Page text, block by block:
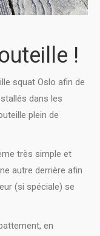
!
squat Oslo afin de
dans les
plein de
très simple et
autre derrière afin
(si spéciale) se
en